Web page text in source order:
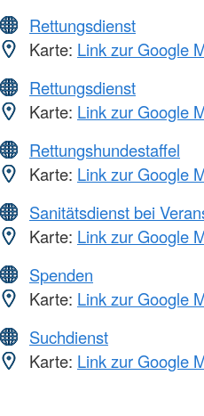
Rettungsdienst
Karte: Link zur Google
Rettungsdienst
Karte: Link zur Google
Rettungshundestaffel
Karte: Link zur Google
Sanitätsdienst bei
Karte: Link zur Google
Spenden
Karte: Link zur Google
Suchdienst
Karte: Link zur Google